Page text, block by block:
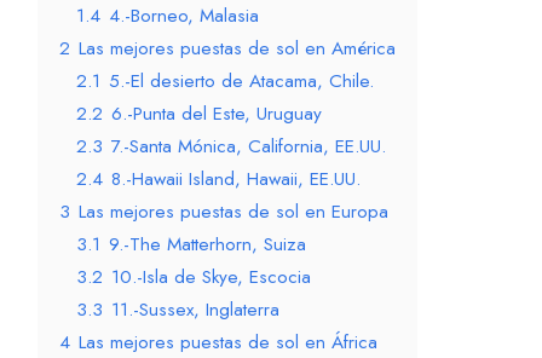
1.4 4.-Borneo, Malasia
2 Las mejores puestas de sol en América
2.1 5.-El desierto de Atacama, Chile.
2.2 6.-Punta del Este, Uruguay
2.3 7.-Santa Mónica, California, EE.UU.
2.4 8.-Hawaii Island, Hawaii, EE.UU.
3 Las mejores puestas de sol en Europa
3.1 9.-The Matterhorn, Suiza
3.2 10.-Isla de Skye, Escocia
3.3 11.-Sussex, Inglaterra
4 Las mejores puestas de sol en África